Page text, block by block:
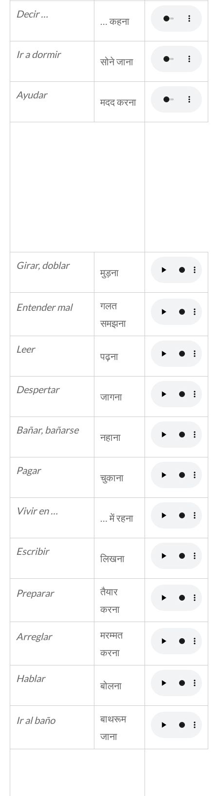
Decir …
… कहना
Ir a dormir
सोने जाना
Ayudar
मदद करना
Girar, doblar
मुड़ना
Entender mal
गलत
समझना
Leer
पढ़ना
Despertar
जागना
Bañar, bañarse
नहाना
Pagar
चुकाना
Vivir en …
… में रहना
Escribir
लिखना
Preparar
तैयार
करना
Arreglar
मरम्मत
करना
Hablar
बोलना
Ir al baño
बाथरूम
जाना